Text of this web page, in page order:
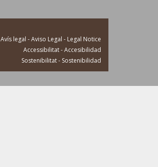
Avís legal - Aviso Legal - Legal Notice
Accessibilitat - Accesibilidad
Sostenibilitat - Sostenibilidad